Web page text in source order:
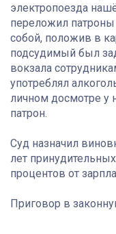
электропоезда
переложил патроны
собой, положив в
подсудимый был
вокзала
употреблял
личном досмотре у
патрон.
Суд назначил
лет
процентов от
Приговор в